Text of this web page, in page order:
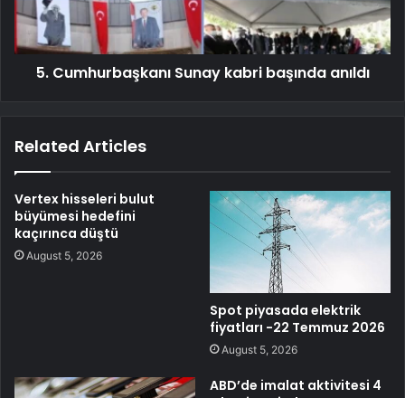
5. Cumhurbaşkanı Sunay kabri başında anıldı
Related Articles
Vertex hisseleri bulut
büyümesi hedefini
kaçırınca düştü
August 5, 2026
Spot piyasada elektrik
fiyatları -22 Temmuz 2026
August 5, 2026
ABD’de imalat aktivitesi 4